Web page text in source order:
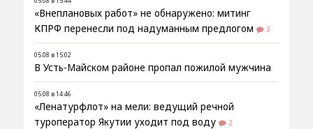
«Внеплановых работ» не обнаружено: митинг
КПРФ перенесли под надуманным предлогом
3
05.08 в 15:02
В Усть-Майском районе пропал пожилой мужчина
05.08 в 14:46
«Ленатурфлот» на мели: ведущий речной
туроператор Якутии уходит под воду
2